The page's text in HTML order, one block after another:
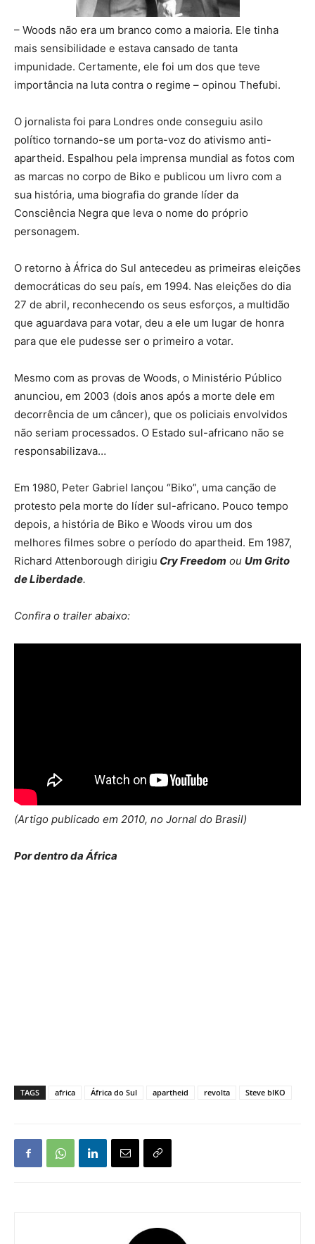
– Woods não era um branco como a maioria. Ele tinha
mais sensibilidade e estava cansado de tanta
impunidade. Certamente, ele foi um dos que teve
importância na luta contra o regime – opinou Thefubi.
O jornalista foi para Londres onde conseguiu asilo
político tornando-se um porta-voz do ativismo anti-
apartheid. Espalhou pela imprensa mundial as fotos com
as marcas no corpo de Biko e publicou um livro com a
sua história, uma biografia do grande líder da
Consciência Negra que leva o nome do próprio
personagem.
O retorno à África do Sul antecedeu as primeiras eleições
democráticas do seu país, em 1994. Nas eleições do dia
27 de abril, reconhecendo os seus esforços, a multidão
que aguardava para votar, deu a ele um lugar de honra
para que ele pudesse ser o primeiro a votar.
Mesmo com as provas de Woods, o Ministério Público
anunciou, em 2003 (dois anos após a morte dele em
decorrência de um câncer), que os policiais envolvidos
não seriam processados. O Estado sul-africano não se
responsabilizava…
Em 1980, Peter Gabriel lançou “Biko”, uma canção de
protesto pela morte do líder sul-africano. Pouco tempo
depois, a história de Biko e Woods virou um dos
melhores filmes sobre o período do apartheid. Em 1987,
Richard Attenborough dirigiu Cry Freedom ou Um Grito
de Liberdade.
Confira o trailer abaixo:
(Artigo publicado em 2010, no Jornal do Brasil)
Por dentro da África
TAGS africa África do Sul apartheid revolta Steve bIKO